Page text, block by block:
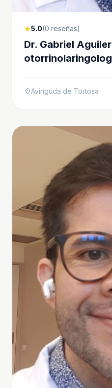
star5.0(0 reseñas)
Dr. Gabriel
location_onAvinguda de Tortosa